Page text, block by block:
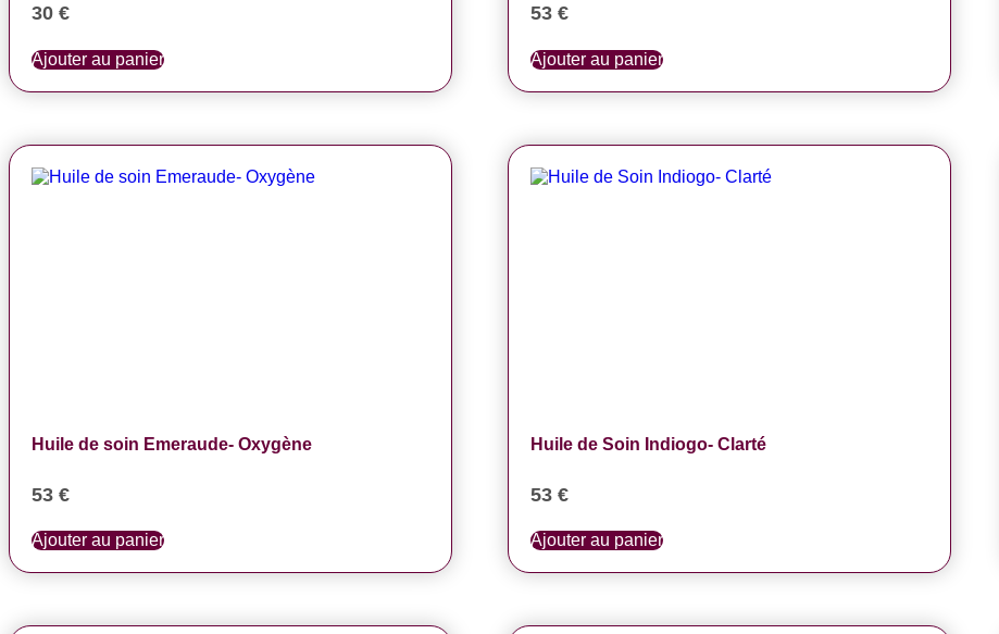
30 €
Ajouter au panier
53 €
Ajouter au panier
Huile de soin Emeraude- Oxygène
53 €
Ajouter au panier
Huile de Soin Indiogo- Clarté
53 €
Ajouter au panier